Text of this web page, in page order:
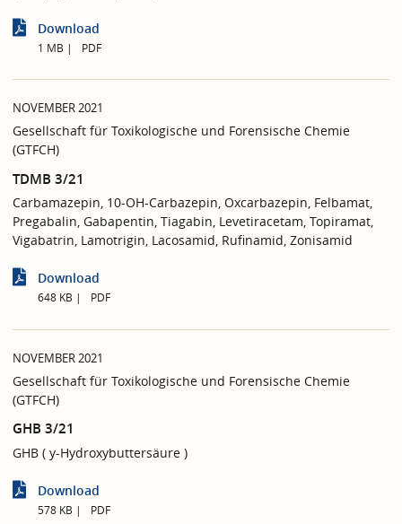
Download
1 MB PDF
NOVEMBER 2021
Gesellschaft für Toxikologische und Forensische Chemie
(GTFCH)
TDMB 3/21
Carbamazepin, 10-OH-Carbazepin, Oxcarbazepin, Felbamat,
Pregabalin, Gabapentin, Tiagabin, Levetiracetam, Topiramat,
Vigabatrin, Lamotrigin, Lacosamid, Rufinamid, Zonisamid
Download
648 KB PDF
NOVEMBER 2021
Gesellschaft für Toxikologische und Forensische Chemie
(GTFCH)
GHB 3/21
GHB ( y-Hydroxybuttersäure )
Download
578 KB PDF